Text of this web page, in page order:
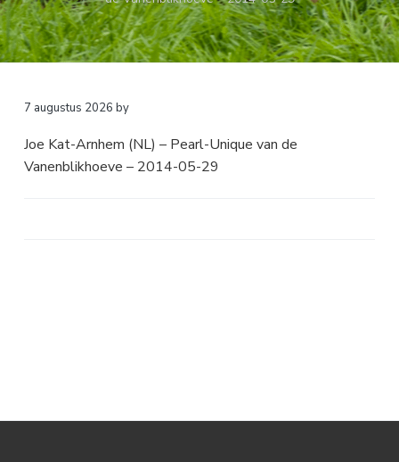
a
v
i
o
u
d
k
s
t
7 augustus 2026 by
Joe Kat-Arnhem (NL) – Pearl-Unique van de
Vanenblikhoeve – 2014-05-29